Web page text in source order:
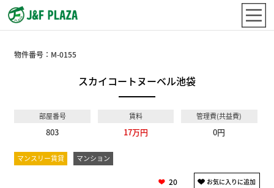
物件番号： M-0155
スカイコートヌーベル池袋
部屋番号
803
賃料
17万円
管理費(共益費)
0円
マンスリー賃貸 マンション
20